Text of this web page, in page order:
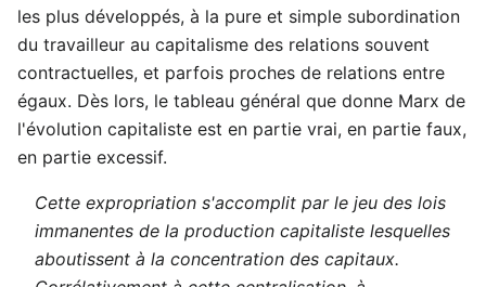
les plus développés, à la pure et simple subordination
du travailleur au capitalisme des relations souvent
contractuelles, et parfois proches de relations entre
égaux. Dès lors, le tableau général que donne Marx de
l'évolution capitaliste est en partie vrai, en partie faux,
en partie excessif.
Cette expropriation s'accomplit par le jeu des lois
immanentes de la production capitaliste lesquelles
aboutissent à la concentration des capitaux.